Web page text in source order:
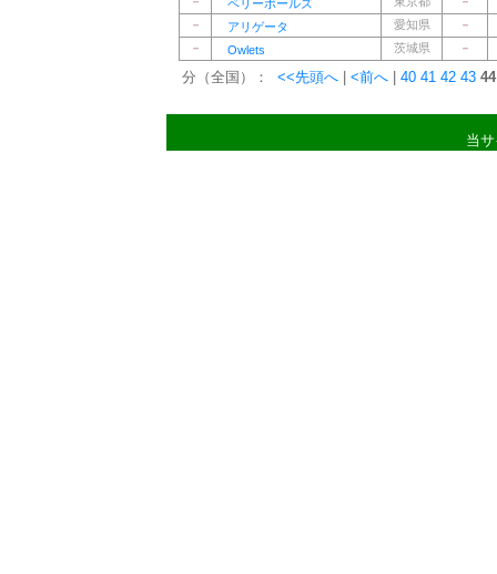
ペリーボールズ
－
アリゲータ 愛知県
－
－
Owlets 茨城県 －
分（全国）： <<先頭へ <前へ 40 41 42 43 44
当